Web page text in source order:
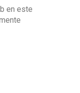
en este